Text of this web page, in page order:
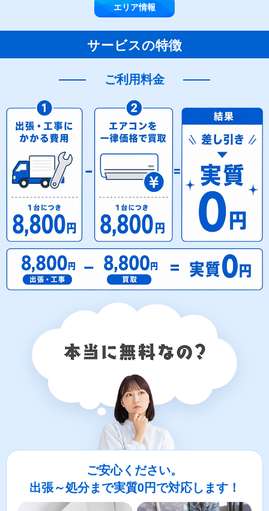
エリア情報
サービスの特徴
ご利用料金
ご安心ください。
出張～処分まで実質0円で対応します！